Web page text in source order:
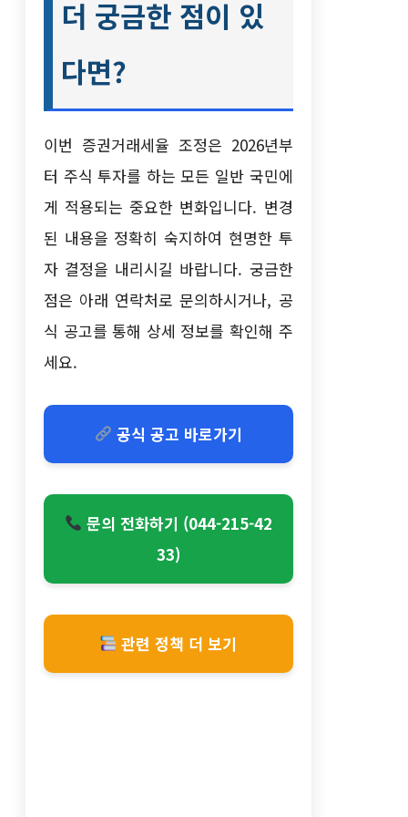
더 궁금한 점이 있
다면?
이번 증권거래세율 조정은 2026년부
터 주식 투자를 하는 모든 일반 국민에
게 적용되는 중요한 변화입니다. 변경
된 내용을 정확히 숙지하여 현명한 투
자 결정을 내리시길 바랍니다. 궁금한
점은 아래 연락처로 문의하시거나, 공
식 공고를 통해 상세 정보를 확인해 주
세요.
공식 공고 바로가기
문의 전화하기 (044-215-42
33)
관련 정책 더 보기